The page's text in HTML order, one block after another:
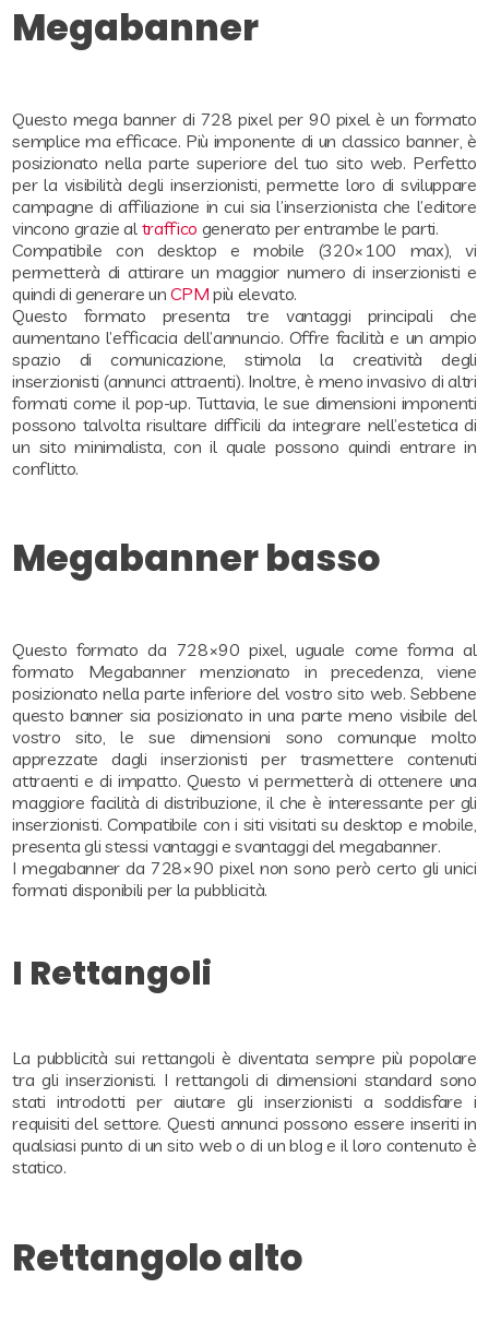
Megabanner
Questo mega banner di 728 pixel per 90 pixel è un formato
semplice ma efficace. Più imponente di un classico banner, è
posizionato nella parte superiore del tuo sito web. Perfetto
per la visibilità degli inserzionisti, permette loro di sviluppare
campagne di affiliazione in cui sia l’inserzionista che l’editore
vincono grazie al traffico generato per entrambe le parti.
Compatibile con desktop e mobile (320×100 max), vi
permetterà di attirare un maggior numero di inserzionisti e
quindi di generare unCPM più elevato.
Questo formato presenta tre vantaggi principali che
aumentano l’efficacia dell’annuncio. Offre facilità e un ampio
spazio di comunicazione, stimola la creatività degli
inserzionisti (annunci attraenti). Inoltre, è meno invasivo di altri
formati come il pop-up. Tuttavia, le sue dimensioni imponenti
possono talvolta risultare difficili da integrare nell’estetica di
un sito minimalista, con il quale possono quindi entrare in
conflitto.
Megabanner basso
Questo formato da 728×90 pixel, uguale come forma al
formato Megabanner menzionato in precedenza, viene
posizionato nella parte inferiore del vostro sito web. Sebbene
questo banner sia posizionato in una parte meno visibile del
vostro sito, le sue dimensioni sono comunque molto
apprezzate dagli inserzionisti per trasmettere contenuti
attraenti e di impatto. Questo vi permetterà di ottenere una
maggiore facilità di distribuzione, il che è interessante per gli
inserzionisti. Compatibile con i siti visitati su desktop e mobile,
presenta gli stessi vantaggi e svantaggi del megabanner.
I megabanner da 728×90 pixel non sono però certo gli unici
formati disponibili per la pubblicità.
I Rettangoli
La pubblicità sui rettangoli è diventata sempre più popolare
tra gli inserzionisti. I rettangoli di dimensioni standard sono
stati introdotti per aiutare gli inserzionisti a soddisfare i
requisiti del settore. Questi annunci possono essere inseriti in
qualsiasi punto di un sito web o di un blog e il loro contenuto è
statico.
Rettangolo alto